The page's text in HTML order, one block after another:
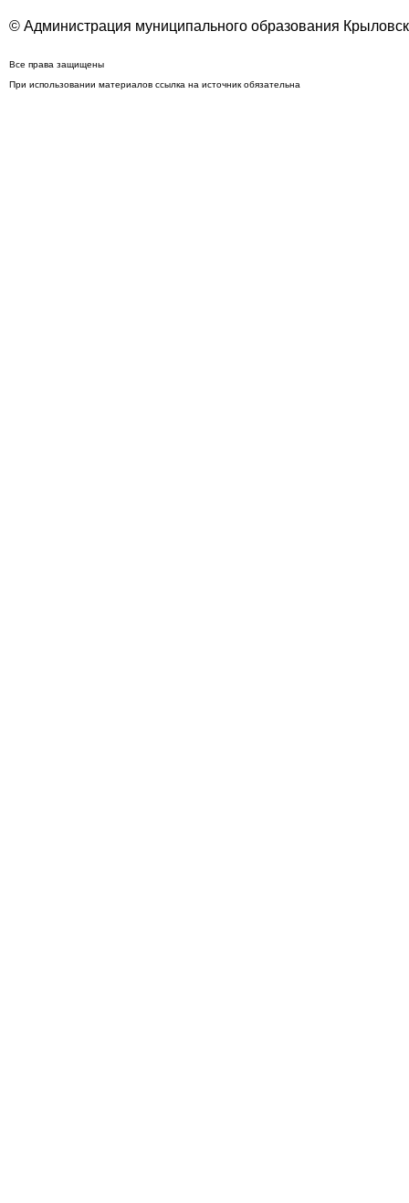
© Администрация муниципального образования
Все права защищены
При использовании материалов ссылка на источник обязательна